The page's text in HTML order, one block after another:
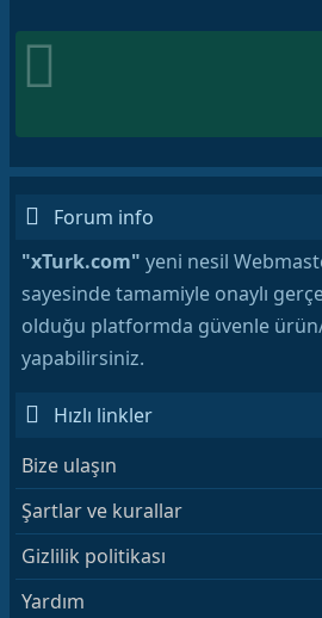
Forum info
"xTurk.com" yeni nesil
sayesinde tamamiyle onaylı
olduğu platformda güvenle
yapabilirsiniz.
Hızlı linkler
Bize ulaşın
Şartlar ve kurallar
Gizlilik politikası
Yardım